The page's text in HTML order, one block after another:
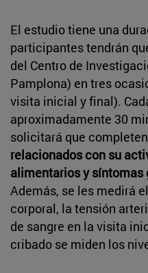
El estudio tiene una
participantes tendrán
del Centro de
Pamplona) en tres
visita inicial y final).
aproximadamente 30
solicitará que
relacionados con su
alimentarios y
Además, se les medirá
corporal, la tensión
de sangre en la visita
cribado se miden los